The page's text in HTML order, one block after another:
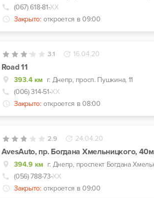
(067) 618-81-ХХ
Закрыто: откроется в 09:00
3.1 16.04.20
Road 11
393.4 км г. Днепр, просп. Пушкина, 11
(006) 314-51-ХХ
Закрыто: откроется в 08:00
2.9 24.04.20
AvesAuto, пр. Богдана Хмельницкого, 40м
394.9 км
(056) 788-73-ХХ
Закрыто: откроется в 09:00